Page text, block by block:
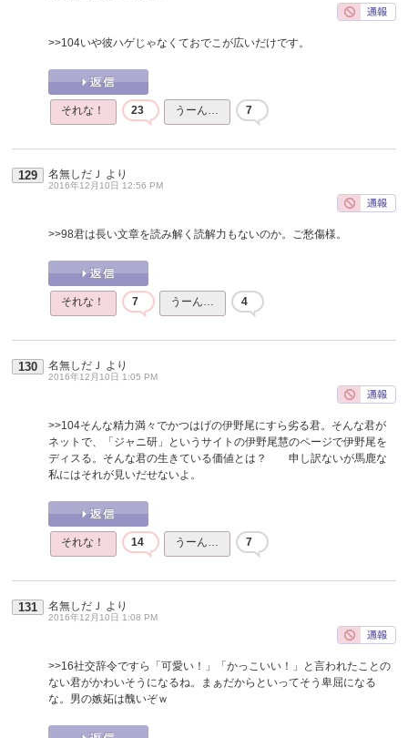
>>104いや彼ハゲじゃなくておでこが広いだけです。
それな！ 23 うーん… 7
129 名無しだＪ より
2016年12月10日 12:56 PM
>>98君は長い文章を読み解く読解力もないのか。ご愁傷様。
それな！ 7 うーん… 4
130 名無しだＪ より
2016年12月10日 1:05 PM
>>104そんな精力満々でかつはげの伊野尾にすら劣る君。そんな君が
ネットで、「ジャニ研」というサイトの伊野尾慧のページで伊野尾を
ディスる。そんな君の生きている価値とは？ 申し訳ないが馬鹿な
私にはそれが見いだせないよ。
それな！ 14 うーん… 7
131 名無しだＪ より
2016年12月10日 1:08 PM
>>16社交辞令ですら「可愛い！」「かっこいい！」と言われたことの
ない君がかわいそうになるね。まぁだからといってそう卑屈になる
な。男の嫉妬は醜いぞｗ